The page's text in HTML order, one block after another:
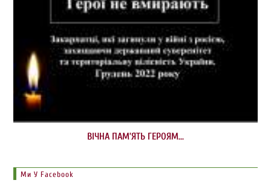
ВІЧНА ПАМ’ЯТЬ ГЕРОЯМ…
Ми У Facebook